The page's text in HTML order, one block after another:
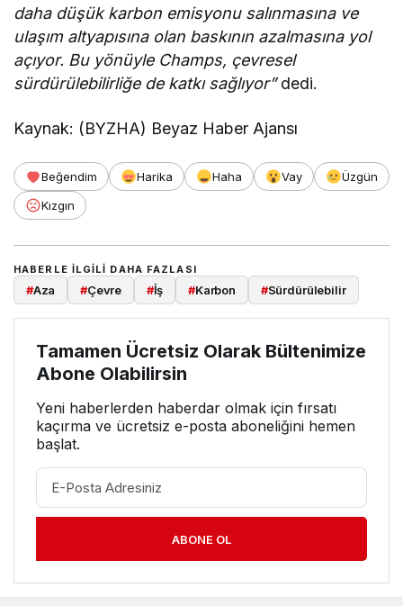
daha düşük karbon emisyonu salınmasına ve
ulaşım altyapısına olan baskının azalmasına yol
açıyor. Bu yönüyle Champs, çevresel
sürdürülebilirliğe de katkı sağlıyor”dedi.
Kaynak: (BYZHA) Beyaz Haber Ajansı
Beğendim Harika Haha Vay
Üzgün
Kızgın
HABERLE ILGILI DAHA FAZLASI
#Aza #Çevre #İş #Karbon #Sürdürülebilir
Tamamen Ücretsiz Olarak Bültenimize
Abone Olabilirsin
Yeni haberlerden haberdar olmak için fırsatı
kaçırma ve ücretsiz e-posta aboneliğini hemen
başlat.
ABONE OL